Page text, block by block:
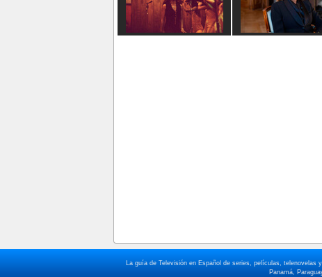
La guía de Televisión en Español de series, películas,
Panamá,